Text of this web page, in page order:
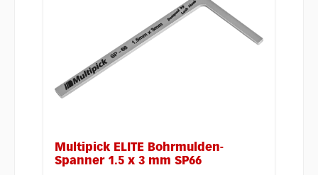
Multipick ELITE Bohrmulden-
Spanner 1.5 x 3 mm SP66